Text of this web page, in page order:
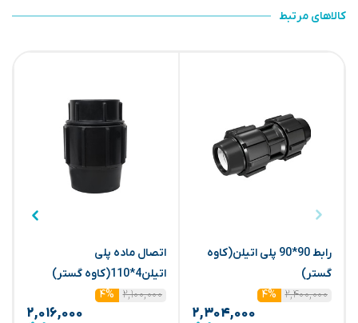
کالاهای مرتبط
رابط 90*90 پلی اتیلن(کاوه
گستر)
۲,۴۰۰,۰۰۰
۴%
۲,۳۰۴,۰۰۰
اتصال ماده پلی
اتیلن4*110(کاوه گستر)
۲,۱۰۰,۰۰۰
۴%
۲,۰۱۶,۰۰۰